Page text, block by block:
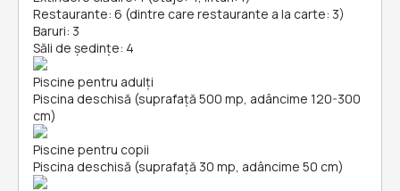
Restaurante: 6 (dintre care restaurante a la carte: 3)
Baruri: 3
Săli de ședințe: 4
Piscine pentru adulți
Piscina deschisă (suprafață 500 mp, adâncime 120-300
cm)
Piscine pentru copii
Piscina deschisă (suprafață 30 mp, adâncime 50 cm)